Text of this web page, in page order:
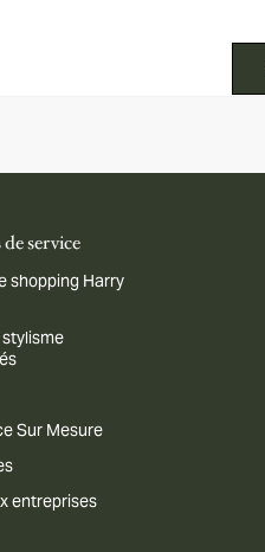
service
shopping Harry
Sur Mesure
entreprises